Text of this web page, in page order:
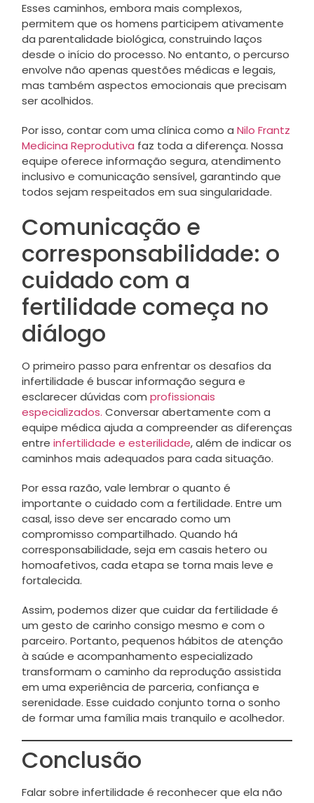
Esses caminhos, embora mais complexos,
permitem que os homens participem ativamente
da parentalidade biológica, construindo laços
desde o início do processo. No entanto, o percurso
envolve não apenas questões médicas e legais,
mas também aspectos emocionais que precisam
ser acolhidos.
Por isso, contar com uma clínica como a Nilo Frantz
Medicina Reprodutiva faz toda a diferença. Nossa
equipe oferece informação segura, atendimento
inclusivo e comunicação sensível, garantindo que
todos sejam respeitados em sua singularidade.
Comunicação e
corresponsabilidade: o
cuidado com a
fertilidade começa no
diálogo
O primeiro passo para enfrentar os desafios da
infertilidade é buscar informação segura e
esclarecer dúvidas com profissionais
especializados. Conversar abertamente com a
equipe médica ajuda a compreender as diferenças
entre infertilidade e esterilidade, além de indicar os
caminhos mais adequados para cada situação.
Por essa razão, vale lembrar o quanto é
importante o cuidado com a fertilidade. Entre um
casal, isso deve ser encarado como um
compromisso compartilhado. Quando há
corresponsabilidade, seja em casais hetero ou
homoafetivos, cada etapa se torna mais leve e
fortalecida.
Assim, podemos dizer que cuidar da fertilidade é
um gesto de carinho consigo mesmo e com o
parceiro. Portanto, pequenos hábitos de atenção
à saúde e acompanhamento especializado
transformam o caminho da reprodução assistida
em uma experiência de parceria, confiança e
serenidade. Esse cuidado conjunto torna o sonho
de formar uma família mais tranquilo e acolhedor.
Conclusão
Falar sobre infertilidade é reconhecer que ela não